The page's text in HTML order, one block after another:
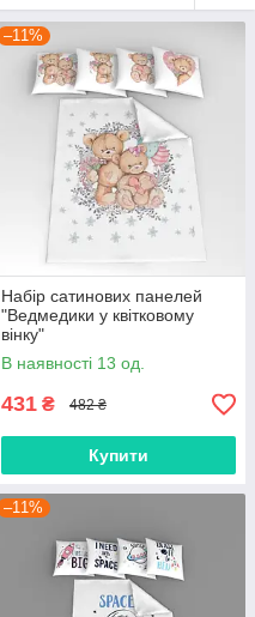
–11%
Набір сатинових панелей
"Ведмедики у квітковому
вінку"
В наявності 13 од.
431 ₴ 482 ₴
Купити
–11%